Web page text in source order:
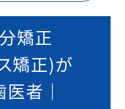
矯正
矯正)が
者｜